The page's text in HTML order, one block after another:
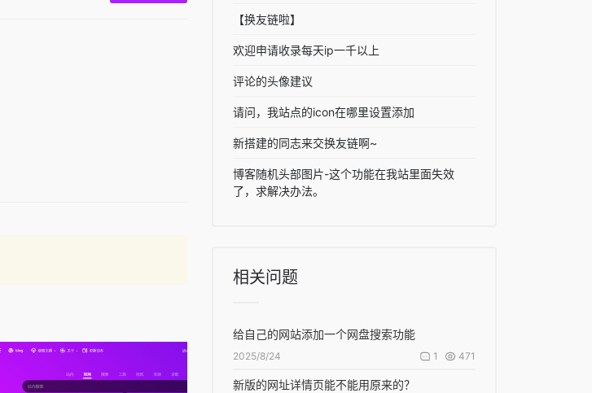
【换友链啦】
欢迎申请收录每天ip一千以上
评论的头像建议
请问，我站点的icon在哪里设置添加
新搭建的同志来交换友链啊~
博客随机头部图片-这个功能在我站里面失效
了，求解决办法。
相关问题
给自己的网站添加一个网盘搜索功能
2025/8/24 1 471
新版的网址详情页能不能用原来的？